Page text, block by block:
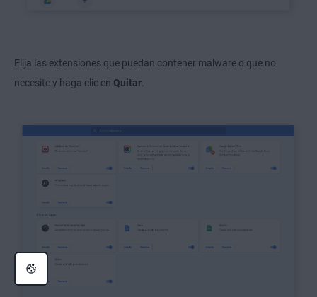
Elija las extensiones que puedan contener malware o que no
necesite y haga clic en Quitar